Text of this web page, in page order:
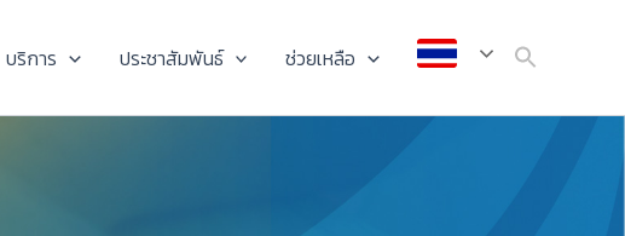
บริการ ประชาสัมพันธ์ ช่วยเหลือ